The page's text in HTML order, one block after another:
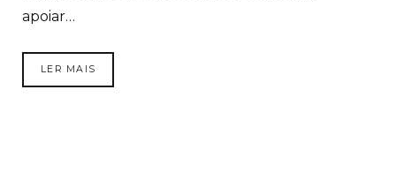
apoiar…
LER MAIS